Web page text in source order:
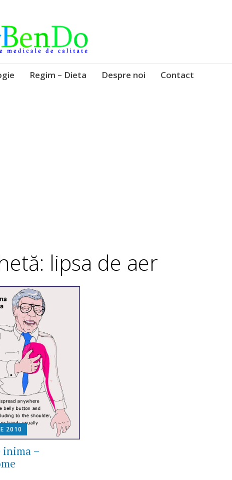
sa iti fie medicatia
Regim – Dieta Despre noi Contact
lipsa de aer
2010
inima –